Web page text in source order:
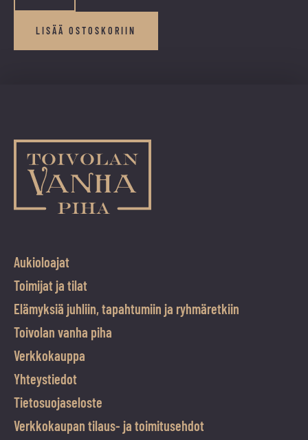
iskelmää!
LISÄÄ OSTOSKORIIN
Aukioloajat
Toimijat ja tilat
Elämyksiä juhliin, tapahtumiin ja ryhmäretkiin
Toivolan vanha piha
Verkkokauppa
Yhteystiedot
Tietosuojaseloste
Verkkokaupan tilaus- ja toimitusehdot